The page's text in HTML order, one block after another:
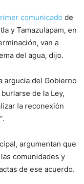
comunicado de
y Tamazulapam, en
van a
del agua, dijo.
argucia del Gobierno
de la Ley,
la reconexión
argumentan que
comunidades y
de ese acuerdo.